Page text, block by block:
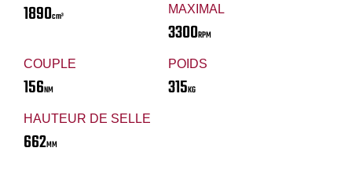
1890cm³
MAXIMAL
3300RPM
COUPLE
156NM
POIDS
315KG
HAUTEUR DE SELLE
662MM